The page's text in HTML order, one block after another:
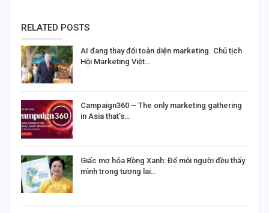
RELATED POSTS
AI đang thay đổi toàn diện marketing. Chủ tịch
Hội Marketing Việt…
Campaign360 – The only marketing gathering
in Asia that’s…
Giấc mơ hóa Rồng Xanh: Để mỗi người đều thấy
mình trong tương lai…